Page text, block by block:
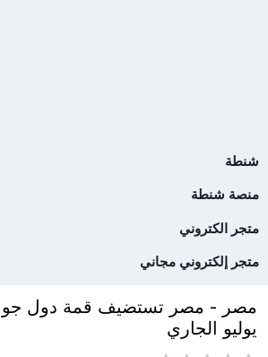
شنطة
منصة شنطة
متجر الكتروني
متجر إلكتروني مجاني
يوليو الجاري